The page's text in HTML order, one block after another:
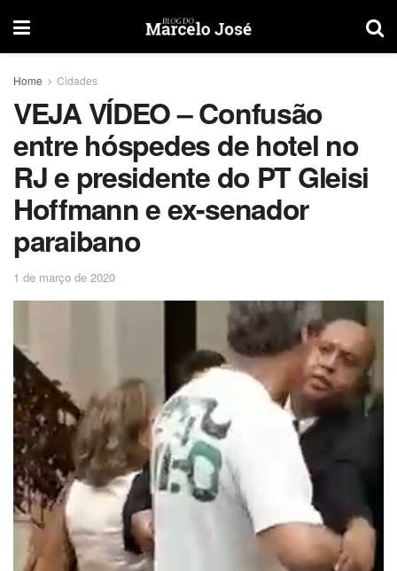
Home Cidades
VEJA VÍDEO – Confusão
entre hóspedes de hotel no
RJ e presidente do PT Gleisi
Hoffmann e ex-senador
paraibano
1 de março de 2020